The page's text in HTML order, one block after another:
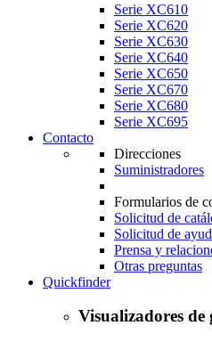
Serie XC610
Serie XC620
Serie XC630
Serie XC640
Serie XC650
Serie XC670
Serie XC680
Serie XC695
Contacto
Direcciones
Suministradores
Formularios de
Solicitud de
Solicitud de
Prensa y
Otras preguntas
Quickfinder
Visualizadores